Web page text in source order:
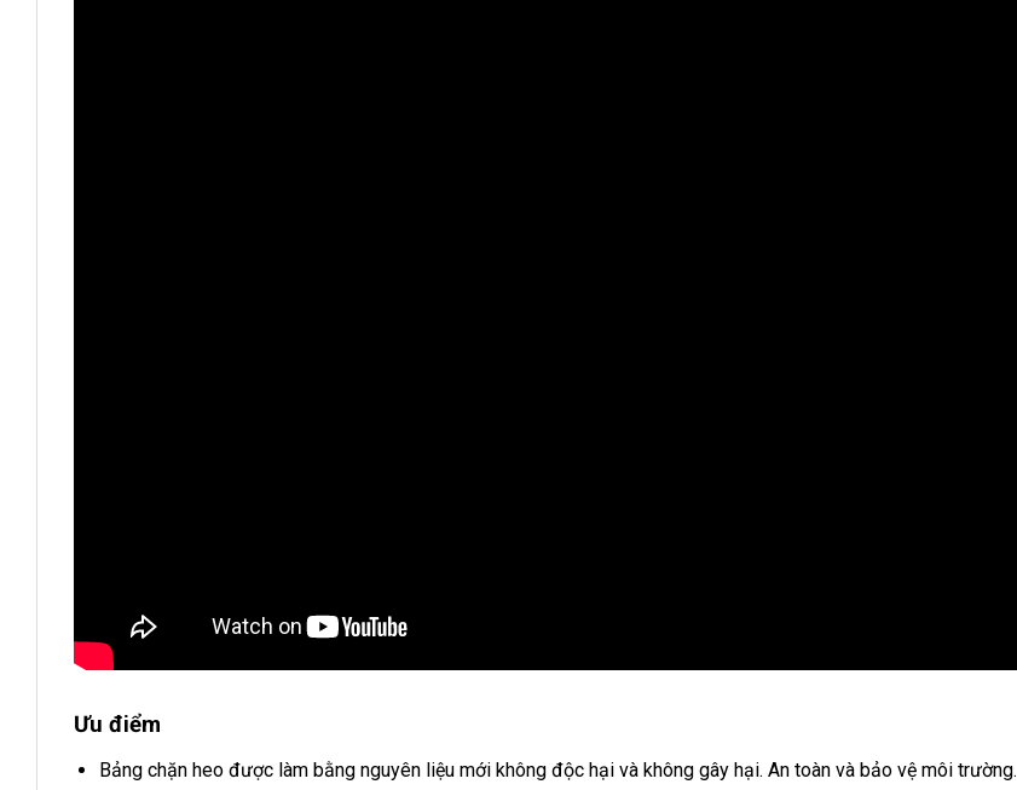
Ưu điểm
Bảng chặn heo được làm bằng nguyên liệu mới không độc hại và không gây hại. An toàn và bảo vệ môi trường.